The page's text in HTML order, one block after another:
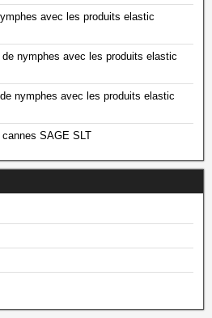
avec les produits elastic
de nymphes avec les produits elastic
nymphes avec les produits elastic
cannes SAGE SLT